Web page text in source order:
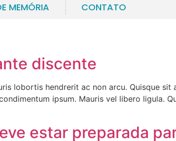
MEMÓRIA CONTATO
discente
lobortis hendrerit ac non arcu. Quisque sit
ipsum. Mauris vel libero ligula.
estar preparada